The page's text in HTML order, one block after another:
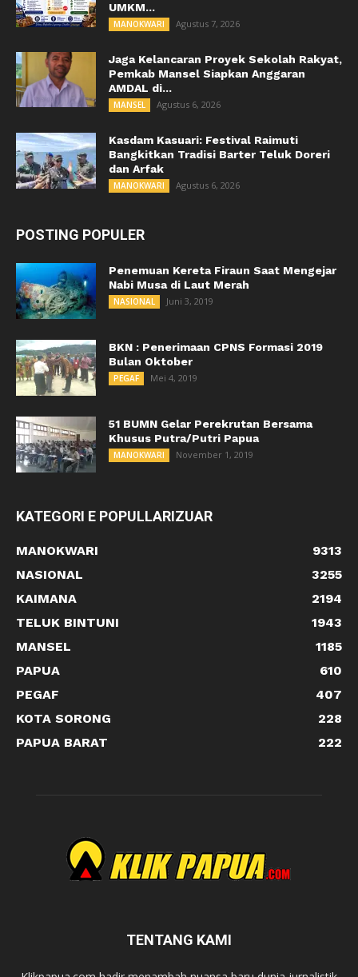
UMKM...
MANOKWARI Agustus 7, 2026
Jaga Kelancaran Proyek Sekolah Rakyat,
Pemkab Mansel Siapkan Anggaran
AMDAL di...
MANSEL Agustus 6, 2026
Kasdam Kasuari: Festival Raimuti
Bangkitkan Tradisi Barter Teluk Doreri
dan Arfak
MANOKWARI Agustus 6, 2026
POSTING POPULER
Penemuan Kereta Firaun Saat Mengejar
Nabi Musa di Laut Merah
NASIONAL Juni 3, 2019
BKN : Penerimaan CPNS Formasi 2019
Bulan Oktober
PEGAF Mei 4, 2019
51 BUMN Gelar Perekrutan Bersama
Khusus Putra/Putri Papua
MANOKWARI November 1, 2019
KATEGORI E POPULLARIZUAR
MANOKWARI
9313
NASIONAL
3255
KAIMANA
2194
TELUK BINTUNI
1943
MANSEL
1185
PAPUA
610
PEGAF
407
KOTA SORONG
228
PAPUA BARAT
222
TENTANG KAMI